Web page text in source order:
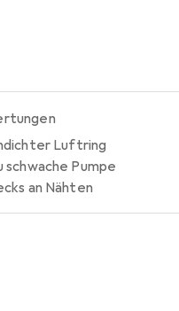
Luftring
schwache Pumpe
an Nähten